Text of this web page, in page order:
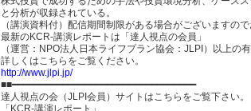
と分析が収録されている。
（講演資料付）配信期間制限がある場合がございますので
最新のKCR-講演レポートは「達人視点の会員」
（運営：NPO法人日本ライフプラン協会：JLPI）以上の
詳しくはこちらをご覧ください。
http://www.jlpi.jp/
■■━━━━━━━━━━━━━━━━━━━━━━━━━━━━━━━━━
達人視点の会（JLPI会員）サイトはこちらをご覧下さい。
「KCR-講演レポート」